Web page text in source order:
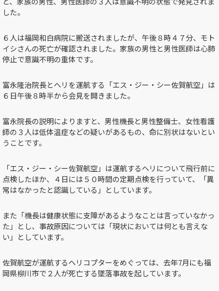
した。
６人は福岡和白病院に搬送されましたが、午後８時４７分、モト
イシさんの死亡が確認されました。家族の男性と男性医師は心肺
停止で意識不明の重体です。
富永隆治院長とヘリを運航する
「エス・ジー・シー佐賀航空」は
６日午後８時半から会見を開きました。
富永院長の説明によりますと、 男性機長と男性整備士、女性看護
師の３人は低体温症などの疑いがあるもの、命に別状はないとい
うことです。
「エス・ジー・シー佐賀航空」は運航するヘリについて飛行前に
点検したほか、４日には５０時間の定期点検を行っていて、「異
常はなかったと認識している」としています。
また「機長は健康状態に支障があるようなことは言っていなかっ
た」とし、事故原因については「現状においては何とも言えな
い」としています。
佐賀航空が運航するヘリコプターをめぐっては、去年7月にも福
岡県柳川市で２人が死亡する墜落事故を起しています。